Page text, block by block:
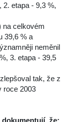
2. etapa - 9,3 %,
na celkovém
39,6 % a
neměnil
3. etapa - 39,5
tak, že z
roce 2003
že: